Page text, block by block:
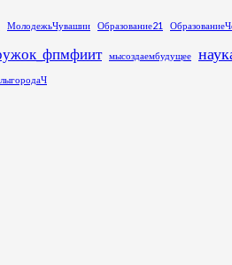
МолодежьЧувашии Образование21
мысоздаембудущее